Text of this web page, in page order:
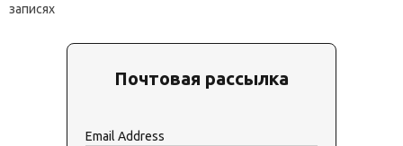
записях
Почтовая рассылка
Email Address